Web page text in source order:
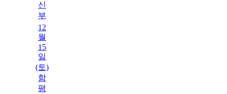
신
부
12
월
15
일
(토)
함
평